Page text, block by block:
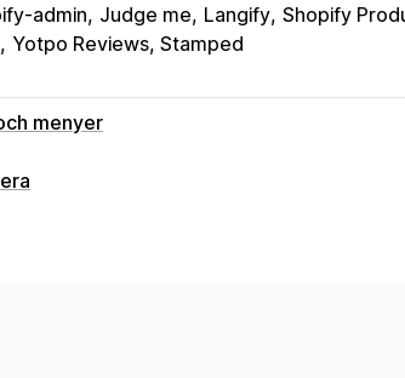
admin Judge me Langify Shopify
Yotpo Reviews, Stamped
menyer